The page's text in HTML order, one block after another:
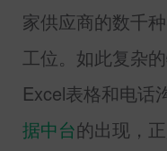
家供应商的数千
工位。如此复杂
Excel表格和电话
据中台的出现，